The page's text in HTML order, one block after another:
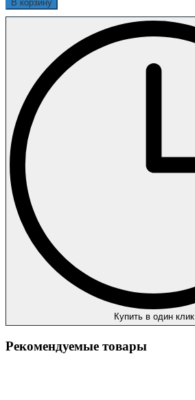
В корзину
Купить в один клик
Рекомендуемые товары